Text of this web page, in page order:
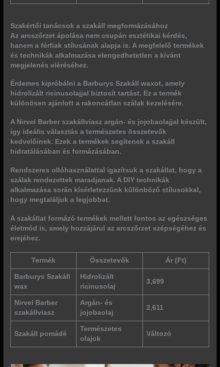
Szakértői tanácsok a szakáll megformázásához
Az arcszőrzet ápolása nem csupán esztétikai kérdés,
hanem a férfiak stílusának alapja is. A megfelelő termékek
és technikák alkalmazása elengedhetetlen a kívánt
megjelenés eléréséhez.
Érdemes kipróbálni a Barburys Szakáll waxot, amely
hidrolizált ricinusolajjal biztosít tartást. Ez a termék
különösen ajánlott a rakoncátlan szálak kezelésére.
A Nirvel Barber szakállviasz argán- és jojobaolajjal készült,
így ideális választás a természetes összetevők
kedvelőinek. Ezek a termékek segítenek a szakáll
hidratálásában és formázásában.
Rendszeres ollóhasználattal igazítsuk a szakállat, hogy a
szálak rendezettek maradjanak. A DIY technikák
alkalmazása során kísérletezzünk különböző stílusokkal,
hogy megtaláljuk a legjobbat.
A szakállat formázó termékek mellett fontos az egészséges
életmód is, amely hozzájárul az arcszőrzet szépségéhez és
erejéhez.
Termék Összetevők Ár (Ft)
Barburys Szakáll
wax
Hidrolizált
ricinusolaj
3,699
Nirvel Barber
szakállviasz
Argán- és
jojobaolaj
2,611
Szakáll pomádé
Természetes
olajok
Változó